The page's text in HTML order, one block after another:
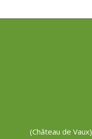
(Château de Vaux)